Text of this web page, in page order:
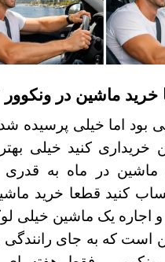
خرید ماشین در ونکوور
بود اما خیلی پرسیده
خریداری کنید خیلی
ماشین در ماه به قدری
کنید قطعا خرید
اجاره یک ماشین خیلی
است که به جای رانندگی